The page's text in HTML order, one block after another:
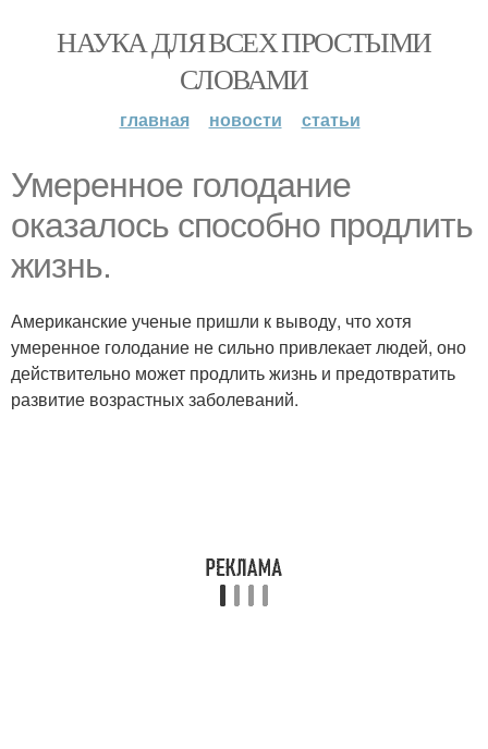
НАУКА ДЛЯ ВСЕХ ПРОСТЫМИ
СЛОВАМИ
главная новости статьи
Умеренное голодание
оказалось способно продлить
жизнь.
Американские ученые пришли к выводу, что хотя
умеренное голодание не сильно привлекает людей, оно
действительно может продлить жизнь и предотвратить
развитие возрастных заболеваний.